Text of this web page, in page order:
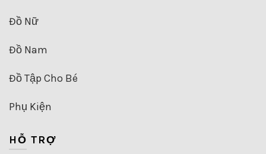
Đồ Nữ
Đồ Nam
Đồ Tập Cho Bé
Phụ Kiện
HỖ TRỢ